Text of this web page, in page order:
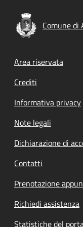
Comune
Footer
Area riservata
Crediti
Informativa privacy
Note legali
Dichiarazione di
Contatti
Prenotazione
Richiedi assistenza
Statistiche del